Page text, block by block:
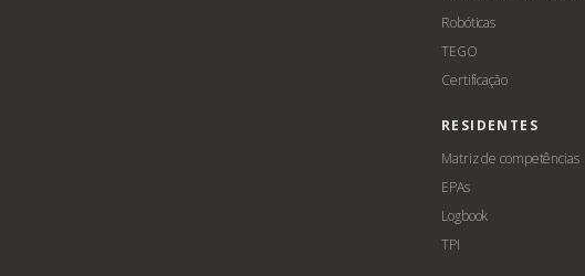
Robóticas
TEGO
Certificação
RESIDENTES
Matriz de competências
EPAs
Logbook
TPI